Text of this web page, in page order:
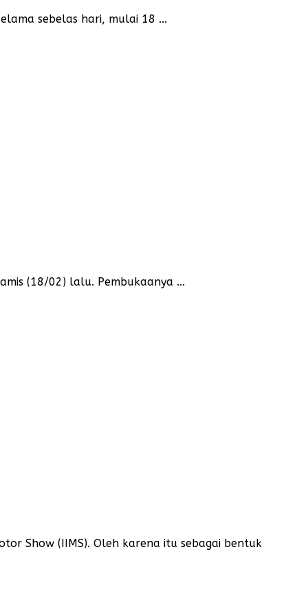
sebelas hari, mulai 18 ...
(18/02) lalu. Pembukaanya ...
Show (IIMS). Oleh karena itu sebagai bentuk